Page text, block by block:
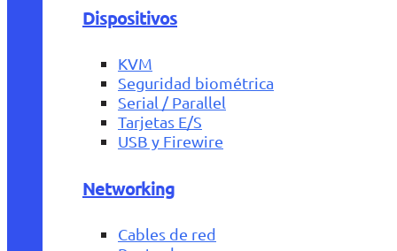
Dispositivos
KVM
Seguridad biométrica
Serial / Parallel
Tarjetas E/S
USB y Firewire
Networking
Cables de red